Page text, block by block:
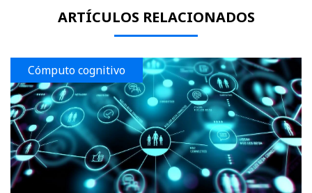
ARTÍCULOS RELACIONADOS
Cómputo cognitivo